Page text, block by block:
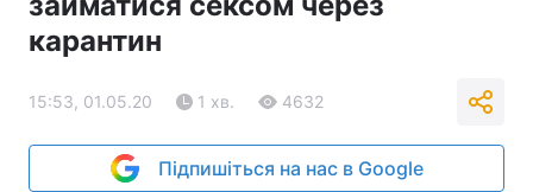
карантин
15:53, 01.05.20 1 хв. 4632
Підпишіться на нас в Google